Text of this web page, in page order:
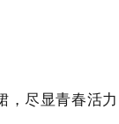
，尽显青春活